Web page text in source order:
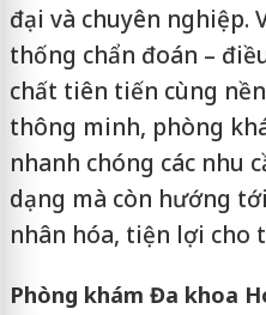
đại và chuyên nghiệp.
thống chẩn đoán –
chất tiên tiến cùng
thông minh, phòng
nhanh chóng các nhu
dạng mà còn hướng
nhân hóa, tiện lợi cho
Phòng khám Đa khoa